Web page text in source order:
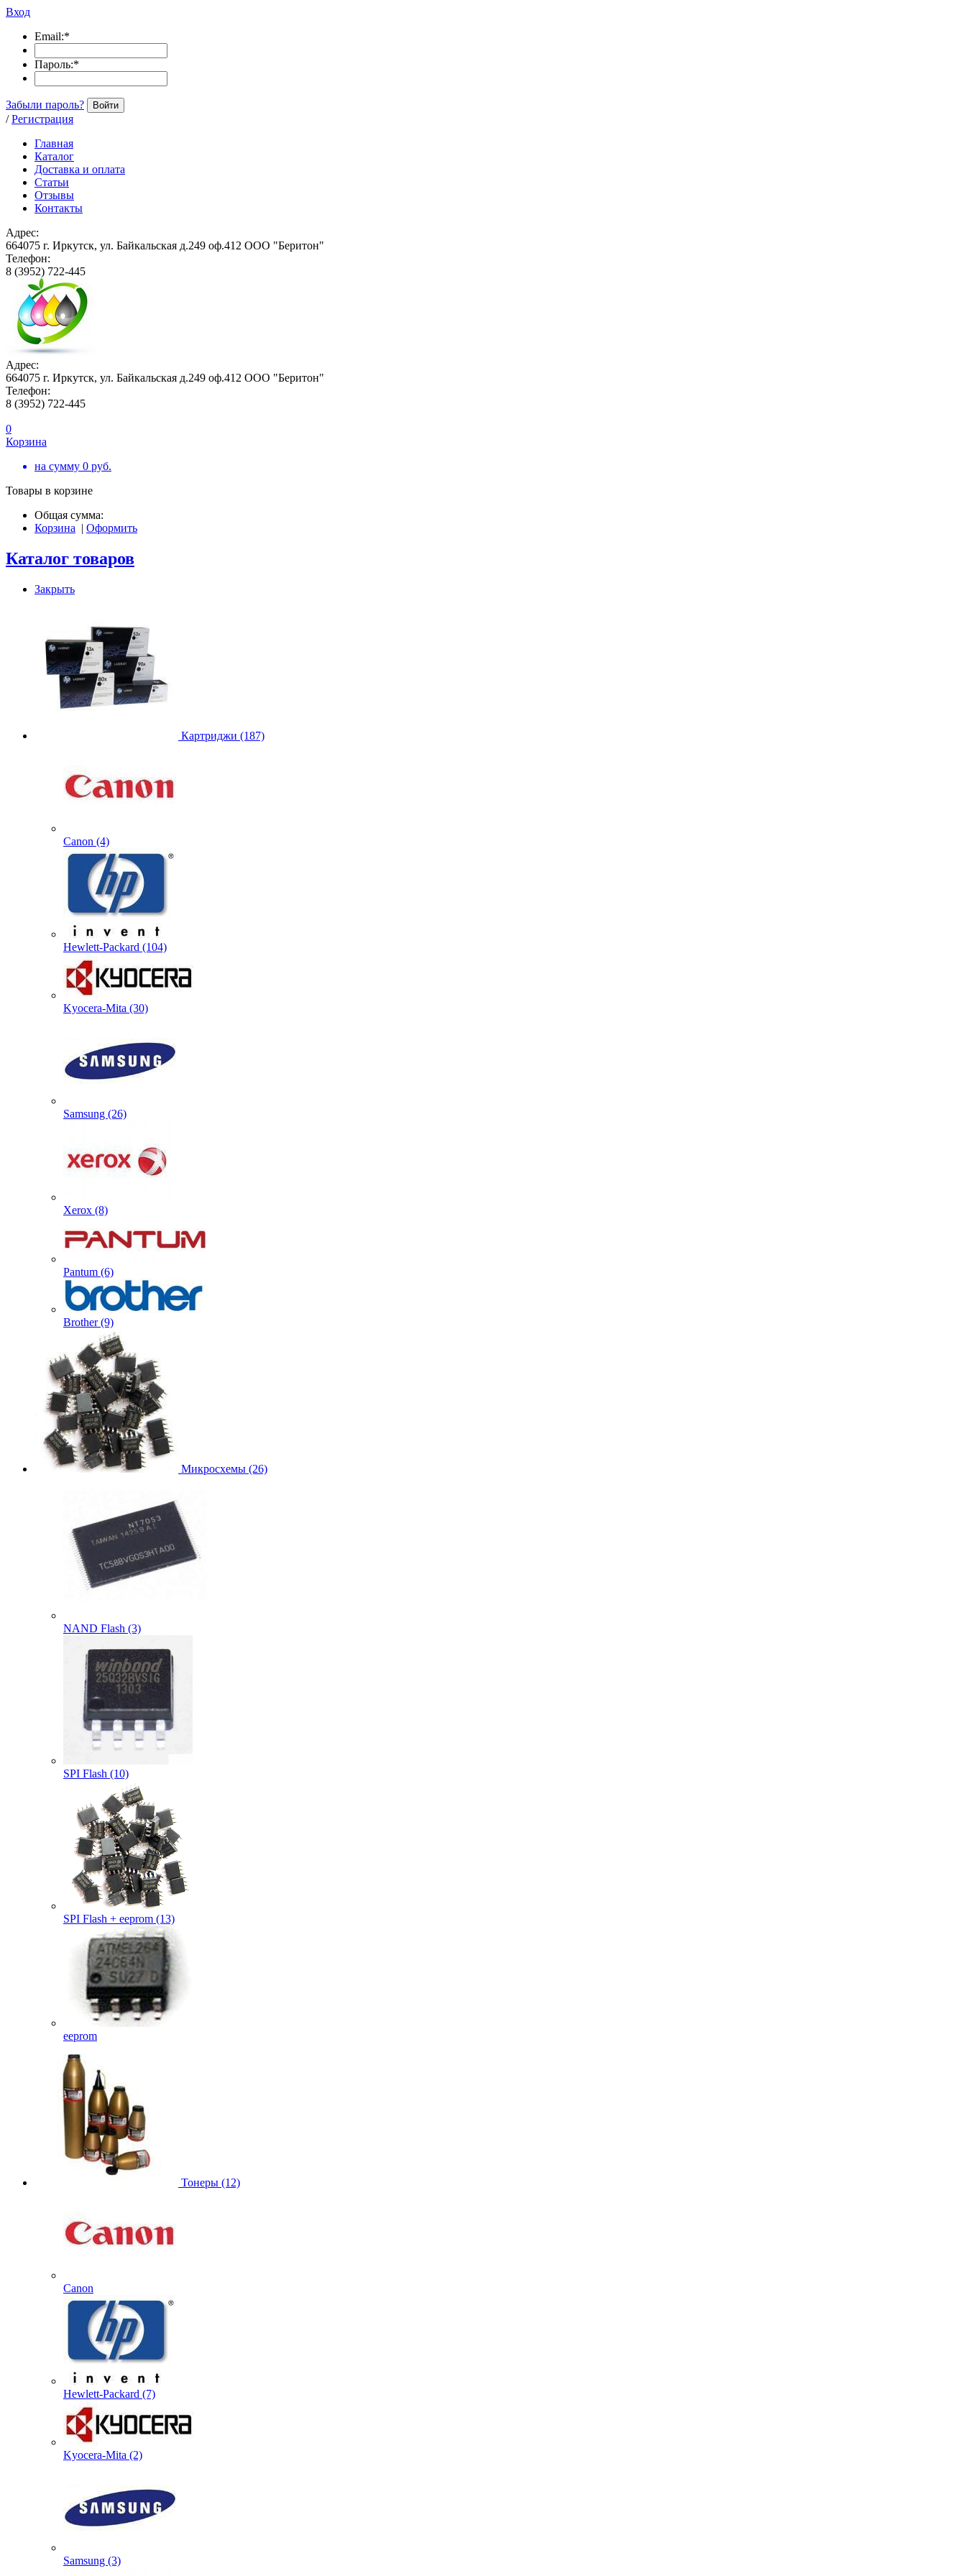
Вход
Email:*
Пароль:*
Забыли пароль? Войти
/ Регистрация
Главная
Каталог
Доставка и оплата
Статьи
Отзывы
Контакты
Адрес:
664075 г. Иркутск, ул. Байкальская д.249 оф.412 ООО "Беритон"
Телефон:
8 (3952) 722-445
Адрес:
664075 г. Иркутск, ул. Байкальская д.249 оф.412 ООО "Беритон"
Телефон:
8 (3952) 722-445
0
Корзина
на сумму 0 руб.
Товары в корзине
Общая сумма:
Корзина | Оформить
Каталог товаров
Закрыть
Картриджи (187)
Canon (4)
Hewlett-Packard (104)
Kyocera-Mita (30)
Samsung (26)
Xerox (8)
Pantum (6)
Brother (9)
Микросхемы (26)
NAND Flash (3)
SPI Flash (10)
SPI Flash + eeprom (13)
eeprom
Тонеры (12)
Canon
Hewlett-Packard (7)
Kyocera-Mita (2)
Samsung (3)